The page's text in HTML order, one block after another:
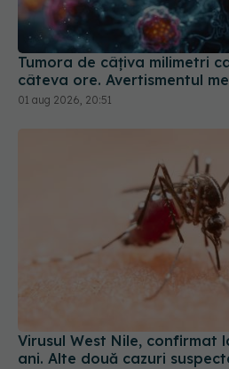
Tumora de câțiva milimetri
câteva ore. Avertismentul
01 aug 2026, 20:51
Virusul West Nile, confirmat
ani. Alte două cazuri